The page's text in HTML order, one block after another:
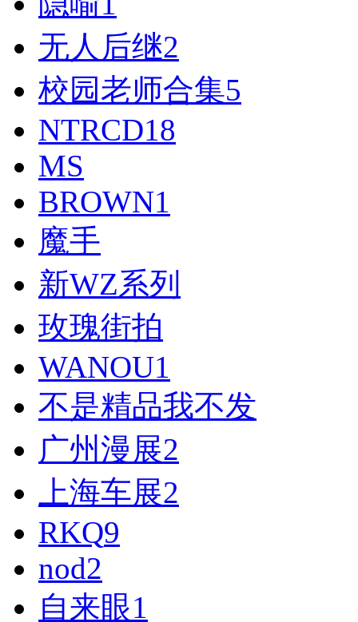
无人后继2
校园老师合集5
NTRCD18
MS
BROWN1
魔手
新WZ系列
玫瑰街拍
WANOU1
不是精品我不发
广州漫展2
上海车展2
RKQ9
nod2
自来眼1